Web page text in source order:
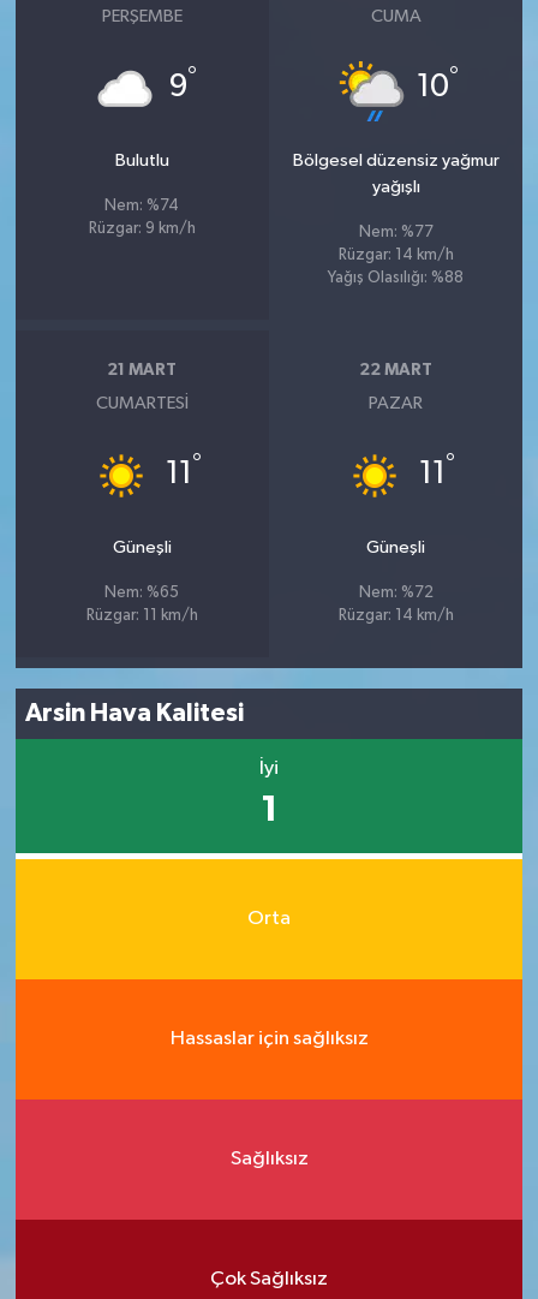
PERŞEMBE
9°
Bulutlu
Nem: %74
Rüzgar: 9 km/h
CUMA
10°
Bölgesel düzensiz yağmur
yağışlı
Nem: %77
Rüzgar: 14 km/h
Yağış Olasılığı: %88
21 MART
CUMARTESI
11 °
Güneşli
Nem: %65
Rüzgar: 11 km/h
22 MART
PAZAR
11 °
Güneşli
Nem: %72
Rüzgar: 14 km/h
Arsin Hava Kalitesi
İyi
1
Orta
Hassaslar için sağlıksız
Sağlıksız
Çok Sağlıksız